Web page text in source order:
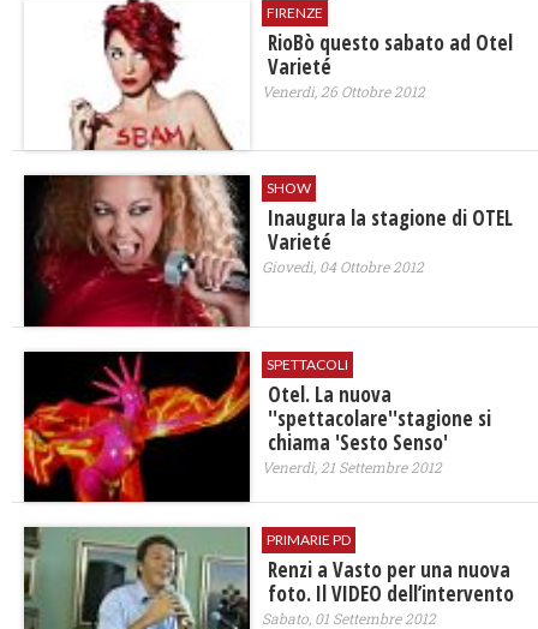
FIRENZE
RioBò questo sabato ad Otel
Varieté
Venerdì, 26 Ottobre 2012
SHOW
Inaugura la stagione di OTEL
Varieté
Giovedì, 04 Ottobre 2012
SPETTACOLI
Otel. La nuova
''spettacolare''stagione si
chiama 'Sesto Senso'
Venerdì, 21 Settembre 2012
PRIMARIE PD
Renzi a Vasto per una nuova
foto. Il VIDEO dell’intervento
Sabato, 01 Settembre 2012